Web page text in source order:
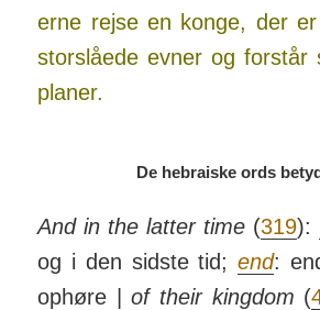
erne rejse en konge, der
stor­slåede evner og for­står
planer.
De hebraiske ords
And in the latter time(319):
og i den sidste tid;end:
op­høre |of their kingdom (